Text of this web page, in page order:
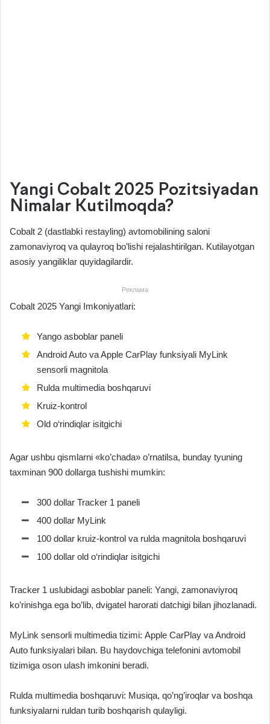
Yangi Cobalt 2025 Pozitsiyadan
Nimalar Kutilmoqda?
Cobalt 2 (dastlabki restayling) avtomobilining saloni
zamonaviyroq va qulayroq bo’lishi rejalashtirilgan. Kutilayotgan
asosiy yangiliklar quyidagilardir.
Реклама
Cobalt 2025 Yangi Imkoniyatlari:
Yango asboblar paneli
Android Auto va Apple CarPlay funksiyali MyLink
sensorli magnitola
Rulda multimedia boshqaruvi
Kruiz-kontrol
Old o‘rindiqlar isitgichi
Agar ushbu qismlarni «ko’chada» o’rnatilsa, bunday tyuning
taxminan 900 dollarga tushishi mumkin:
300 dollar Tracker 1 paneli
400 dollar MyLink
100 dollar kruiz-kontrol va rulda magnitola boshqaruvi
100 dollar old o‘rindiqlar isitgichi
Tracker 1 uslubidagi asboblar paneli: Yangi, zamonaviyroq
ko’rinishga ega bo’lib, dvigatel harorati datchigi bilan jihozlanadi.
MyLink sensorli multimedia tizimi: Apple CarPlay va Android
Auto funksiyalari bilan. Bu haydovchiga telefonini avtomobil
tizimiga oson ulash imkonini beradi.
Rulda multimedia boshqaruvi: Musiqa, qo’ng’iroqlar va boshqa
funksiyalarni ruldan turib boshqarish qulayligi.